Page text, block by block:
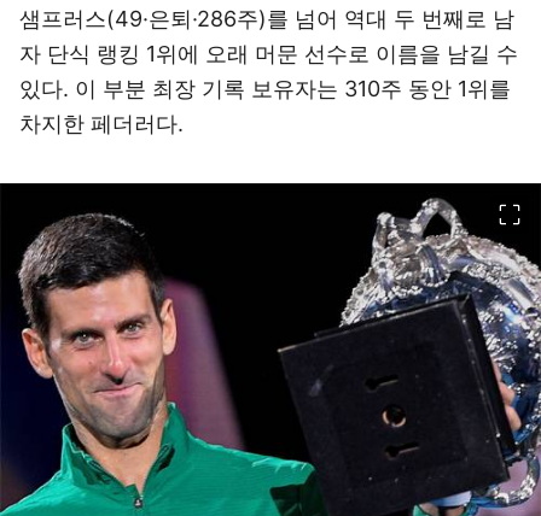
샘프러스(49·은퇴·286주)를 넘어 역대 두 번째로 남
자 단식 랭킹 1위에 오래 머문 선수로 이름을 남길 수
있다. 이 부분 최장 기록 보유자는 310주 동안 1위를
차지한 페더러다.